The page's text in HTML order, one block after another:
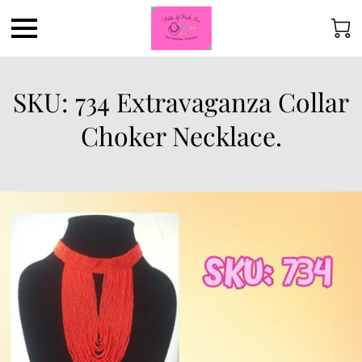
SKU: 734 Extravaganza Collar
Choker Necklace.